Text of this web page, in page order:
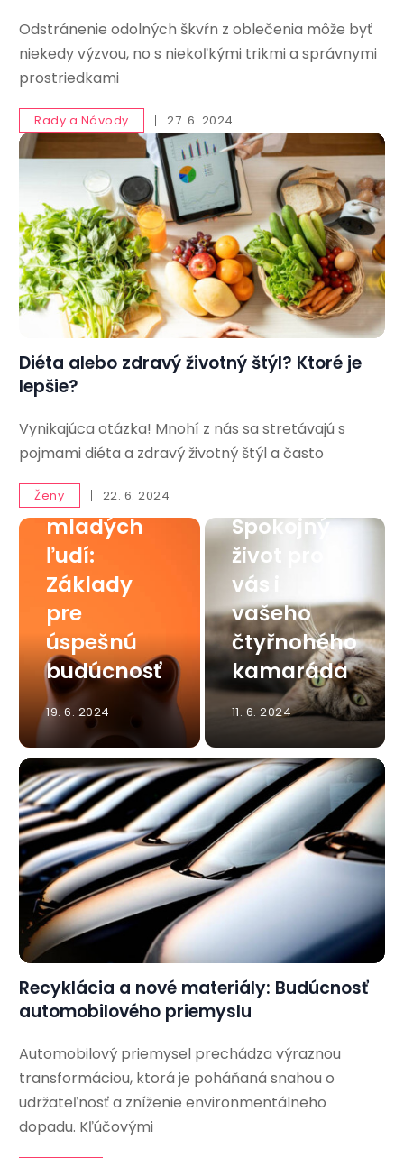
Odstránenie odolných škvŕn z oblečenia môže byť
niekedy výzvou, no s niekoľkými trikmi a správnymi
prostriedkami
Rady a Návody 27. 6. 2024
Diéta alebo zdravý životný štýl? Ktoré je
lepšie?
Vynikajúca otázka! Mnohí z nás sa stretávajú s
pojmami diéta a zdravý životný štýl a často
Ženy 22. 6. 2024
Finančná
ť pre
mladých
ľudí:
Základy
pre
úspešnú
budúcnosť
19. 6. 2024
Mačka v
Spokojný
život pro
vás i
vašeho
čtyřnohého
kamaráda
11. 6. 2024
Recyklácia a nové materiály: Budúcnosť
automobilového priemyslu
Automobilový priemysel prechádza výraznou
transformáciou, ktorá je poháňaná snahou o
udržateľnosť a zníženie environmentálneho
dopadu. Kľúčovými